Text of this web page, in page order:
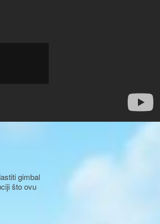
gimbal
što ovu